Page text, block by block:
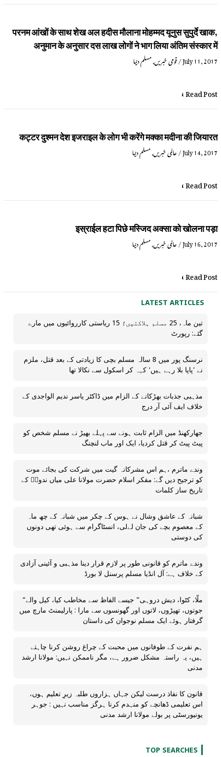
LATEST ARTICLES
تین ماہ، 25 مسلم ہلاکتیں؛ 15 ریاستی کارروائیوں میں مارے
گئے: رپورٹ
نرسنگ پور میں 8 سالہ مسلم بچی کا زیادتی کے بعد قتل، ملزم
نے ’پاپا بلا رہے ہیں‘ کہہ کر اسکول سے نکالا تھا
مذہبی جذبات بھڑکانے کے الزام میں ڈاکٹر یاسر ندیم الواجدی کے
خلاف ایف آئی آر درج
جھارکھنڈ میں الزام ثابت ہونے سے پہلے بھیڑ نے مسلم شخص کو
پیٹ پیٹ کر قتل کردیا، ایک اور ماب لنچنگ
وندے ماترم ،ہم اس مشرکانہ گیت میں شرکت کی بجائے موت
کو ترجیح دیں گے: مفکر اسلام حضرت مولانا علی میاں ندویؒ کے
تاریخ ساز کلمات
شبانہ کے عاشق وشال نے ہوس کے چکر میں شبانہ کے چھ ماہ
کے معصوم بچے کی جان لےلی، انسٹاگرام سے ہوئی تھی دونوں
کی دوستی
وندے ماترم کو قانونی طور پر لازم قرار دینا مذہبی و آئینی آزادی
کے خلاف ہے: آل انڈیا مسلم پرسنل لا بورڈ
“ملّا، کٹوا، دیش دروہی” جیسے الفاظ سے مخاطب کیا، کیل والے
جوتوں، تھپڑوں، لاتوں اور گھونسوں سے مارا : پارلیمنٹ مارچ میں
گرفتار ہوئے ایک مسلم نوجوان کی داستان
ہم نفرت کے طوفانوں میں محبت کے چراغ روشن کرنا چاہتے
ہیں، یہ راستہ مشکل ضرور ہے، مگر ناممکن نہیں: مولانا ارشد
مدنی
قانون کا نفاذ درست لیکن جہاں ہزاروں طلبہ زیرِ تعلیم ہوں،
اس تعلیمی ڈھانچے کو منہدم کرنا ہرگز مناسب نہیں : جوہر
یونیورسٹی پر بولے مولانا ارشد مدنی
TOP SEARCHES
परनम आंखों के साथ शेख अल हदीस मौलाना मोहम्मद यूनुस सुपुर्दे खाक,
अनुमान के अनुसार दस लाख लोगों ने भाग लिया अंतिम संस्कार में
قومی خبریں,مسلم دنیا /July 11, 2017
Read Post »
कट्टर दुश्मन देश इजराइल के लोग भी करेंगे मक्का मदीना की जियारत
عالمی خبریں,مسلم دنیا /July 14, 2017
Read Post »
इस्राईल हटा पिछे मस्जिद अक्सा को खोलना पड़ा
عالمی خبریں,مسلم دنیا /July 16, 2017
Read Post »